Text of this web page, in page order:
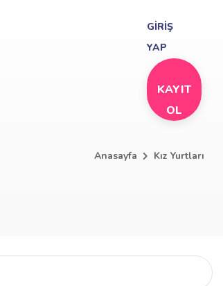
GİRİŞ
YAP
KAYIT
OL
Anasayfa Kız Yurtları